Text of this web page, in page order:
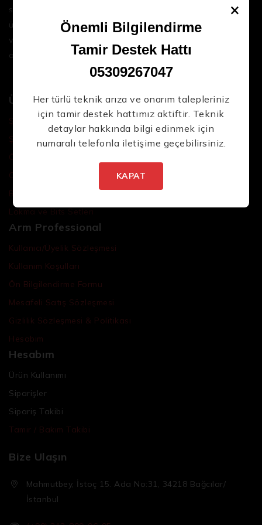
sektördeki en son teknolojileri ve yüksek kaliteli
ürünleri bir araya getirerek iş süreçlerinizi daha
verimli ve sorunsuz hale getirmenize yardımcı
oluyoruz.
Ürünler
Şarjlı El Aletleri
Şarjlı Led Lambalar
Özel Tasarım El Aletleri
Cırcır Kolları
Batarya ve Adaptörler
Lokma ve Bits Setleri
Arm Professional
Kullanıcı/Üyelik Sözleşmesi
Kullanım Koşulları
Ön Bilgilendirme Formu
Mesafeli Satış Sözleşmesi
Gizlilik Sözleşmesi & Politikası
Hesabım
Hesabım
Ürün Kullanımı
Siparişler
Sipariş Takibi
Tamir / Bakım Takibi
Bize Ulaşın
Mahmutbey, İstoç 15. Ada No:31, 34218 Bağcılar/
İstanbul
×
Önemli Bilgilendirme
Tamir Destek Hattı
05309267047
Her türlü teknik arıza ve onarım talepleriniz
için tamir destek hattımız aktiftir. Teknik
detaylar hakkında bilgi edinmek için
numaralı telefonla iletişime geçebilirsiniz.
KAPAT